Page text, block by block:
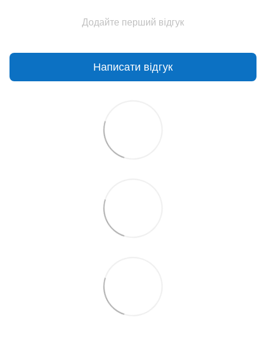
Додайте перший відгук
Написати відгук